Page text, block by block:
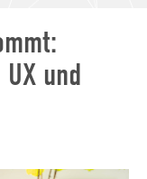
und